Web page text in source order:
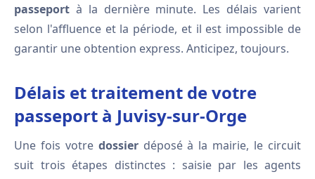
passeport à la dernière minute. Les délais varient
selon l'affluence et la période, et il est impossible de
garantir une obtention express. Anticipez, toujours.
Délais et traitement de votre
passeport à Juvisy-sur-Orge
Une fois votre dossierdéposé à la mairie, le circuit
suit trois étapes distinctes : saisie par les agents